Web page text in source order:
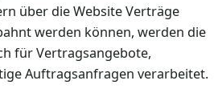
über die Website Verträge
werden können, werden die
für Vertragsangebote,
Auftragsanfragen verarbeitet.